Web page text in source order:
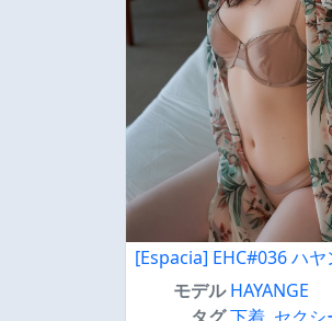
[Espacia] EHC#036 ハヤ
モデル HAYANGE
タグ下着, セクシ